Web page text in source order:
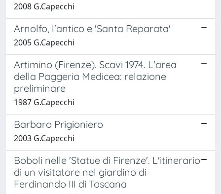
2008 G.Capecchi
Arnolfo, l'antico e 'Santa Reparata'
2005 G.Capecchi
Artimino (Firenze). Scavi 1974. L'area
della Paggeria Medicea: relazione
preliminare
1987 G.Capecchi
Barbaro Prigioniero
2003 G.Capecchi
Boboli nelle 'Statue di Firenze'. L'itinerario
di un visitatore nel giardino di
Ferdinando III di Toscana